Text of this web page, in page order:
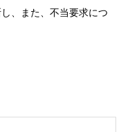
、また、不当要求につ